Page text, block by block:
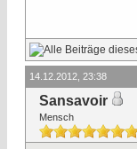
14.12.2012, 23:38
Sansavoir
Mensch